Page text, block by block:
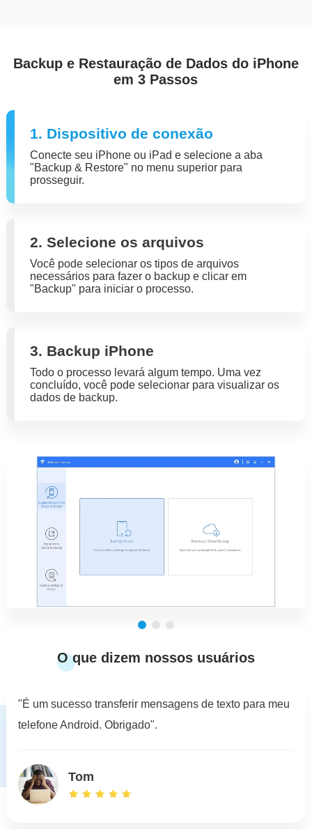
Backup e Restauração de Dados do iPhone
em 3 Passos
1. Dispositivo de conexão
Conecte seu iPhone ou iPad e selecione a aba
"Backup & Restore" no menu superior para
prosseguir.
2. Selecione os arquivos
Você pode selecionar os tipos de arquivos
necessários para fazer o backup e clicar em
"Backup" para iniciar o processo.
3. Backup iPhone
Todo o processo levará algum tempo. Uma vez
concluído, você pode selecionar para visualizar os
dados de backup.
O que dizem nossos usuários
"É um sucesso transferir mensagens de texto para meu
telefone Android. Obrigado".
Tom